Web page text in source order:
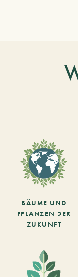
BÄUME UND
PFLANZEN DER
ZUKUNFT